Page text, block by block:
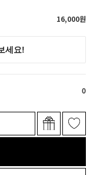
16,000원
0